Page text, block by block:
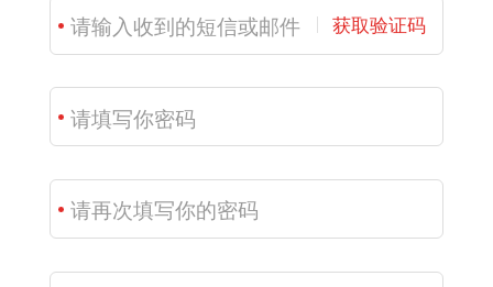
获取验证码